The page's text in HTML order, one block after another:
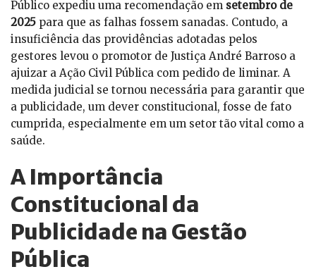
Público expediu uma recomendação em setembro de
2025 para que as falhas fossem sanadas. Contudo, a
insuficiência das providências adotadas pelos
gestores levou o promotor de Justiça André Barroso a
ajuizar a Ação Civil Pública com pedido de liminar. A
medida judicial se tornou necessária para garantir que
a publicidade, um dever constitucional, fosse de fato
cumprida, especialmente em um setor tão vital como a
saúde.
A Importância
Constitucional da
Publicidade na Gestão
Pública